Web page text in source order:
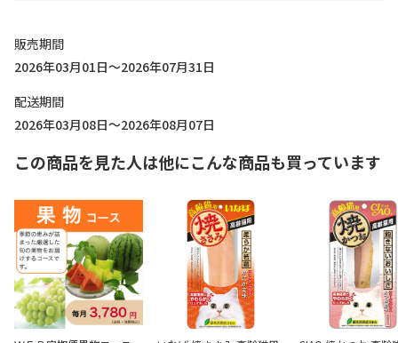
販売期間
2026年03月01日～2026年07月31日
配送期間
2026年03月08日～2026年08月07日
この商品を見た人は他にこんな商品も買っています